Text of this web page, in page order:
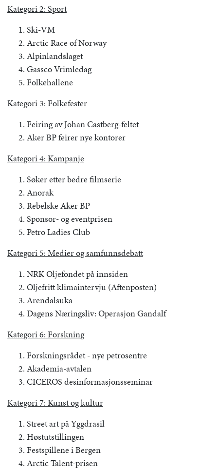
Kategori 2: Sport
Ski-VM
Arctic Race of Norway
Alpinlandslaget
Gassco Vrimledag
Folkehallene
Kategori 3: Folkefester
Feiring av Johan Castberg-feltet
Aker BP feirer nye kontorer
Kategori 4: Kampanje
Søker etter bedre filmserie
Anorak
Rebelske Aker BP
Sponsor- og eventprisen
Petro Ladies Club
Kategori 5: Medier og samfunnsdebatt
NRK Oljefondet på innsiden
Oljefritt klimaintervju (Aftenposten)
Arendalsuka
Dagens Næringsliv: Operasjon Gandalf
Kategori 6: Forskning
Forskningsrådet - nye petrosentre
Akademia-avtalen
CICEROS desinformasjonsseminar
Kategori 7: Kunst og kultur
Street art på Yggdrasil
Høstutstillingen
Festspillene i Bergen
Arctic Talent-prisen